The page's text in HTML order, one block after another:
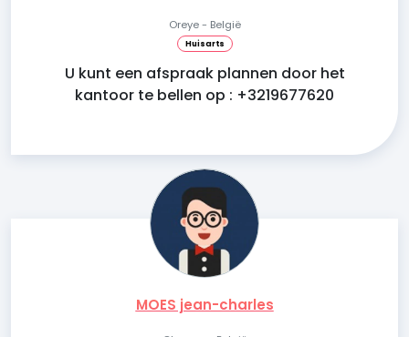
Oreye - België
Huisarts
U kunt een afspraak plannen door het
kantoor te bellen op : +3219677620
MOES jean-charles